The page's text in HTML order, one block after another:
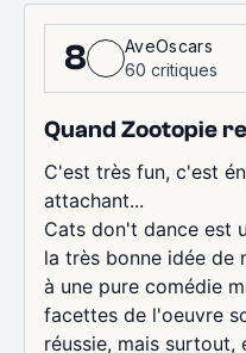
8
AveOscars
60 critiques
Quand Zootopie
C'est très fun, c'est
attachant...
Cats don't dance est
la très bonne idée de
à une pure comédie
facettes de l'oeuvre
réussie, mais surtout,